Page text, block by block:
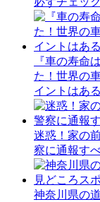
『車の寿命
た！世界の
イントはあ
迷惑！家の
察に通報す
神奈川県の